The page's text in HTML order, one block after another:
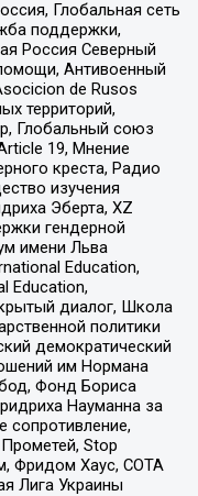
Глобальная сеть
поддержки,
Россия Северный
Антивоенный
de Rusos
территорий,
Глобальный союз
19, Мнение
креста, Радио
изучения
Эберта, XZ
гендерной
имени Льва
Education,
Education,
диалог, Школа
политики
демократический
им Нормана
Фонд Бориса
Науманна за
сопротивление,
Stop
Фридом Хаус, СОТА
Лига Украины